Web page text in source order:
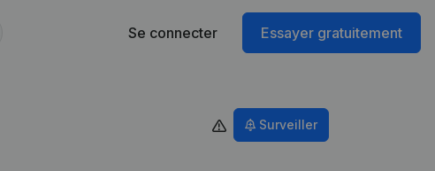
Se connecter Essayer gratuitement
Surveiller